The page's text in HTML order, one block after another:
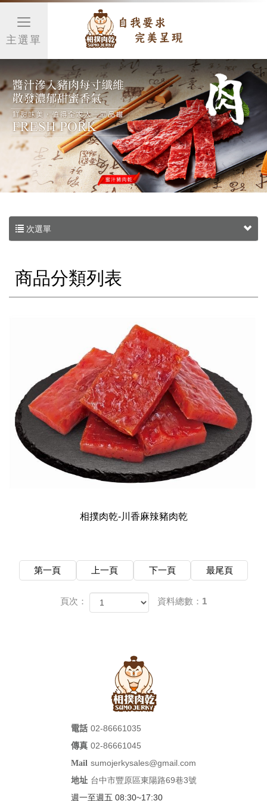
主選單
次選單
商品分類列表
相撲肉乾-川香麻辣豬肉乾
第一頁 上一頁 下一頁 最尾頁
頁次： 資料總數：1
電話 02-86661035
傳真 02-86661045
Mail sumojerkysales@gmail.com
地址 台中市豐原區東陽路69巷3號
週一至週五 08:30~17:30